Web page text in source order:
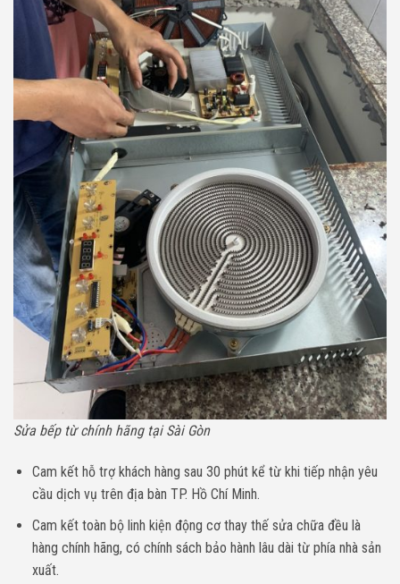
Sửa bếp từ chính hãng tại Sài Gòn
Cam kết hỗ trợ khách hàng sau 30 phút kể từ khi tiếp nhận yêu
cầu dịch vụ trên địa bàn TP. Hồ Chí Minh.
Cam kết toàn bộ linh kiện động cơ thay thế sửa chữa đều là
hàng chính hãng, có chính sách bảo hành lâu dài từ phía nhà sản
xuất.